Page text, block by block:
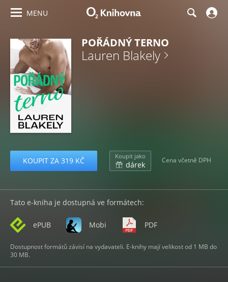
MENU
POŘÁDNÝ TERNO
Lauren Blakely
KOUPIT ZA 319 KČ Koupit jako
dárek Cena včetně DPH
Tato e-kniha je dostupná ve formátech:
ePUB Mobi PDF
Dostupnost formátů závisí na vydavateli. E-knihy mají velikost od 1 MB do
30 MB.